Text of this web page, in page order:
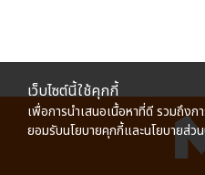
เว็บไซต์นี้ใช้คุกกี้
เพื่อการนำเสนอเนื้อหาที่ดี รวมถึง
ยอมรับนโยบายคุกกี้และนโยบายส่ว